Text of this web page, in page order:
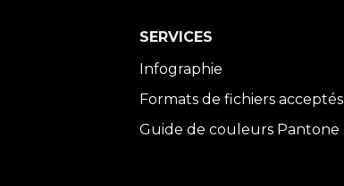
SERVICES
Infographie
Formats de fichiers acceptés
Guide de couleurs Pantone